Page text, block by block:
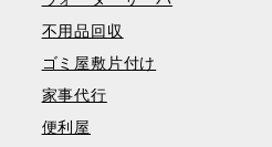
不用品回収
ゴミ屋敷片付け
家事代行
便利屋